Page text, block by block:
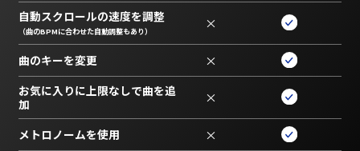
自動スクロールの速度を調整
（曲のBPMに合わせた自動調整もあり） ×
曲のキーを変更 ×
お気に入りに上限なしで曲を追
加
×
メトロノームを使用 ×